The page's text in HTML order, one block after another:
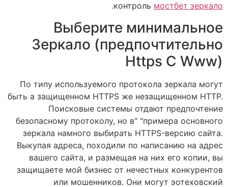
контроль мостбет зеркало
.
Выберите минимальное
Зеркало (предпочтительно
Https С Www)
По типу используемого протокола зеркала могут
быть а защищенном HTTPS же незащищенном HTTP.
Поисковые системы отдают предпочтение
безопасному протоколу, но в" "примера основного
зеркала намного выбирать HTTPS-версию сайта.
Выкупая адреса, походили по написанию на адрес
вашего сайта, и размещая на них его копии, вы
защищаете мой бизнес от нечестных конкурентов
или мошенников. Они могут эотеховский